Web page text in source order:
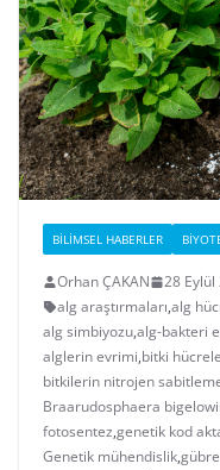
BILIMSEL HABERLER
Orhan ÇAKAN 28 Eylül
alg araştırmaları,alg
alg simbiyozu,alg-bakteri
alglerin evrimi,bitki
bitkilerin nitrojen
Braarudosphaera bigelowii
fotosentez,genetik kod
Genetik mühendislik,